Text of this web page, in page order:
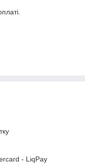
- LiqPay